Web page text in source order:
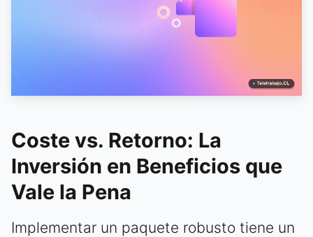
Coste vs. Retorno: La
Inversión en Beneficios que
Vale la Pena
Implementar un paquete robusto tiene un